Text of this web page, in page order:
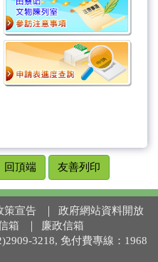
回頂端 友善列印
策宣告
政府網站資料開放
箱
廉政信箱
3218, 免付費專線：1968